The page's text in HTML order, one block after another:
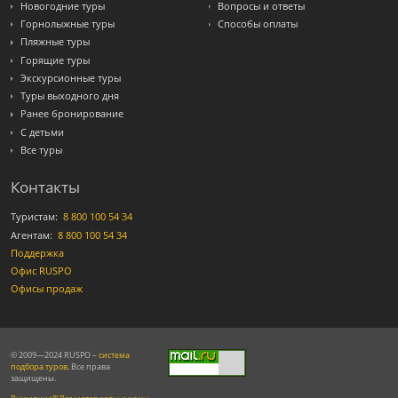
Новогодние туры
Горнолыжные туры
Пляжные туры
Горящие туры
Экскурсионные туры
Туры выходного дня
Ранее бронирование
С детьми
Все туры
Вопросы и ответы
Способы оплаты
Контакты
Туристам: 8 800 100 54 34
Агентам: 8 800 100 54 34
Поддержка
Офис RUSPO
Офисы продаж
© 2009—2024 RUSPO – система
подбора туров. Все права
защищены.